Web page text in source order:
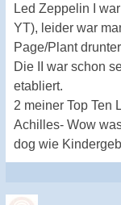
Led Zeppelin I
YT), leider war
Page/Plant
Die II war schon
etabliert.
2 meiner Top Ten
Achilles- Wow
dog wie